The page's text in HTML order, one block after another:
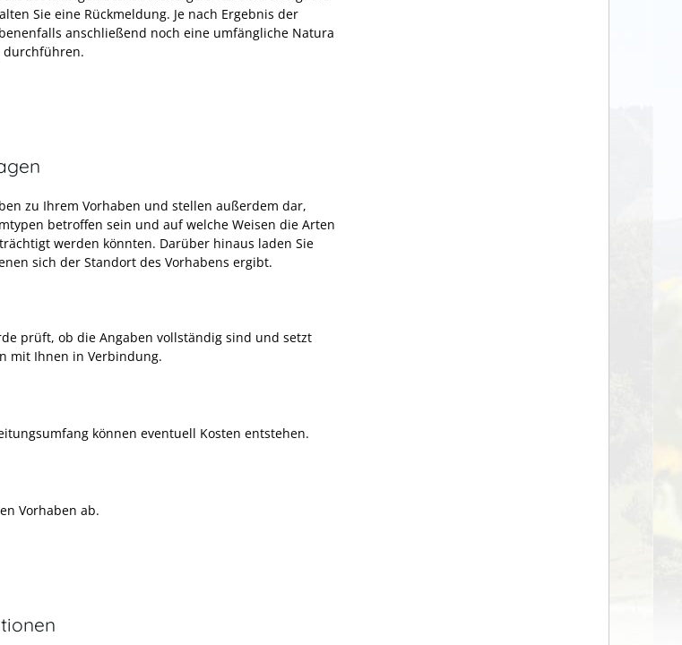
Sie eine Rückmeldung. Je nach Ergebnis der
anschließend noch eine umfängliche Natura
durchführen.
zu Ihrem Vorhaben und stellen außerdem dar,
betroffen sein und auf welche Weisen die Arten
werden könnten. Darüber hinaus laden Sie
sich der Standort des Vorhabens ergibt.
prüft, ob die Angaben vollständig sind und setzt
mit Ihnen in Verbindung.
können eventuell Kosten entstehen.
Vorhaben ab.